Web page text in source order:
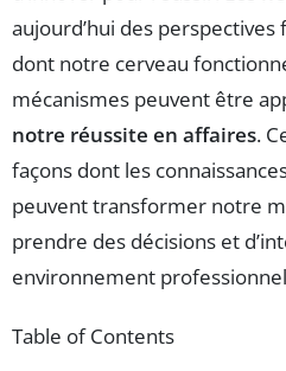
aujourd’hui des perspectives
dont notre cerveau
mécanismes peuvent être
notre réussite en affaires.
façons dont les
peuvent transformer notre
prendre des décisions et
environnement
Table of Contents